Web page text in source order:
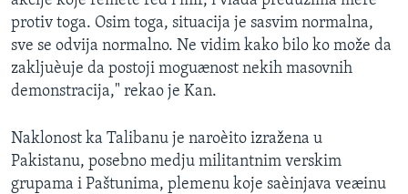
protiv toga. Osim toga, situacija je sasvim normalna,
sve se odvija normalno. Ne vidim kako bilo ko može da
zakljuèuje da postoji moguænost nekih masovnih
demonstracija," rekao je Kan.
Naklonost ka Talibanu je naroèito izražena u
Pakistanu, posebno medju militantnim verskim
grupama i Paštunima, plemenu koje saèinjava veæinu